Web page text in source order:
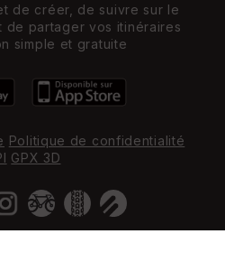
de créer, de suivre sur le
de partager vos itinéraires
simple et gratuite
Politique de confidentialité
GPX 3D